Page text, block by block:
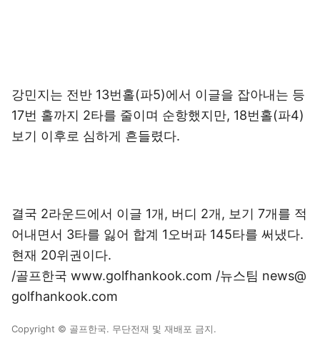
강민지는 전반 13번홀(파5)에서 이글을 잡아내는 등
17번 홀까지 2타를 줄이며 순항했지만, 18번홀(파4)
보기 이후로 심하게 흔들렸다.
결국 2라운드에서 이글 1개, 버디 2개, 보기 7개를 적
어내면서 3타를 잃어 합계 1오버파 145타를 써냈다.
현재 20위권이다.
/골프한국 www.golfhankook.com /뉴스팀 news@
golfhankook.com
Copyright © 골프한국. 무단전재 및 재배포 금지.